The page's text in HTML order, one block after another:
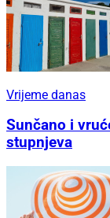
Vrijeme danas
Sunčano i
stupnjeva